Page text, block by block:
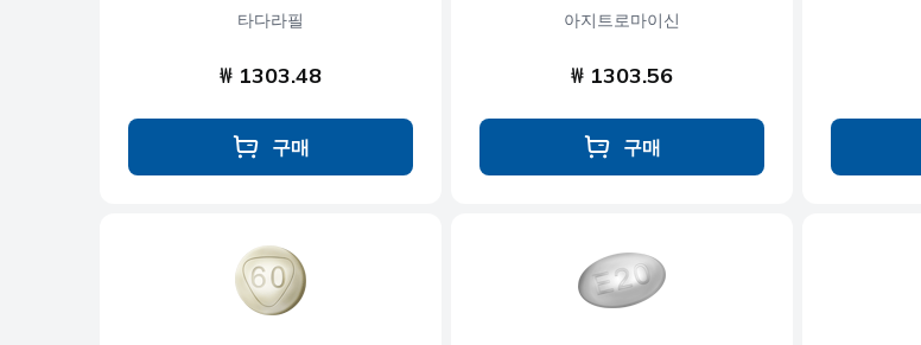
타다라필
₩ 1303.48
구매
아지트로마이신
₩ 1303.56
구매